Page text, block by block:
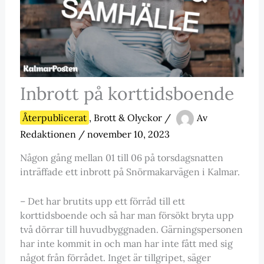
Inbrott på korttidsboende
Återpublicerat , Brott & Olyckor/
Av
Redaktionen / november 10, 2023
Någon gång mellan 01 till 06 på torsdagsnatten
inträffade ett inbrott på Snörmakarvägen i Kalmar.
– Det har brutits upp ett förråd till ett
korttidsboende och så har man försökt bryta upp
två dörrar till huvudbyggnaden. Gärningspersonen
har inte kommit in och man har inte fått med sig
något från förrådet. Inget är tillgripet, säger